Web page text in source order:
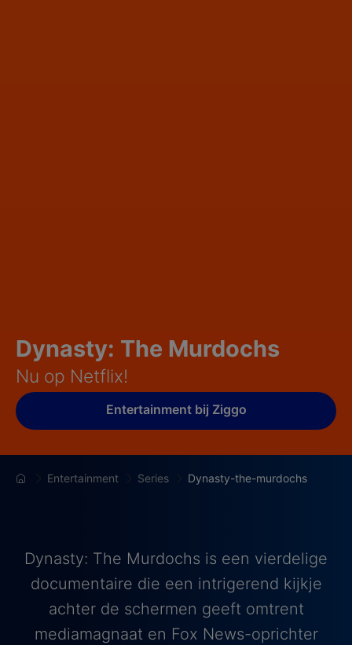
Dynasty: The Murdochs
Nu op Netflix!
Entertainment bij Ziggo
Entertainment Series Dynasty-the-murdochs
Dynasty: The Murdochs is een vierdelige
documentaire die een intrigerend kijkje
achter de schermen geeft omtrent
mediamagnaat en Fox News-oprichter